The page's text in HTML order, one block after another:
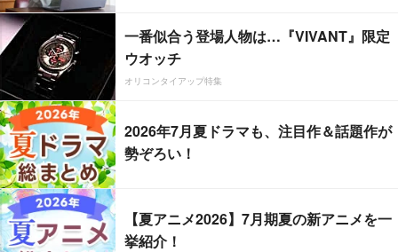
一番似合う登場人物は…『VIVANT』限定
ウオッチ
オリコンタイアップ特集
2026年7月夏ドラマも、注目作＆話題作が
勢ぞろい！
【夏アニメ2026】7月期夏の新アニメを一
挙紹介！